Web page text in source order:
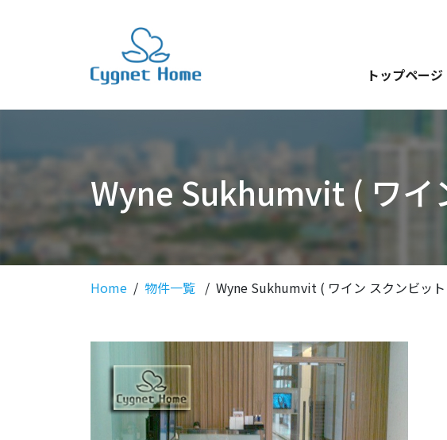
トップページ
Wyne Sukhumvit ( ワイ
Home 物件一覧 Wyne Sukhumvit ( ワイン スクンビット